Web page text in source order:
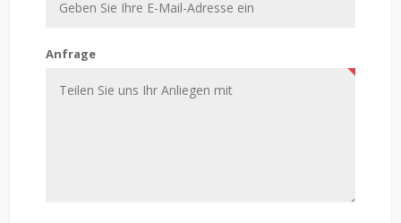
Anfrage